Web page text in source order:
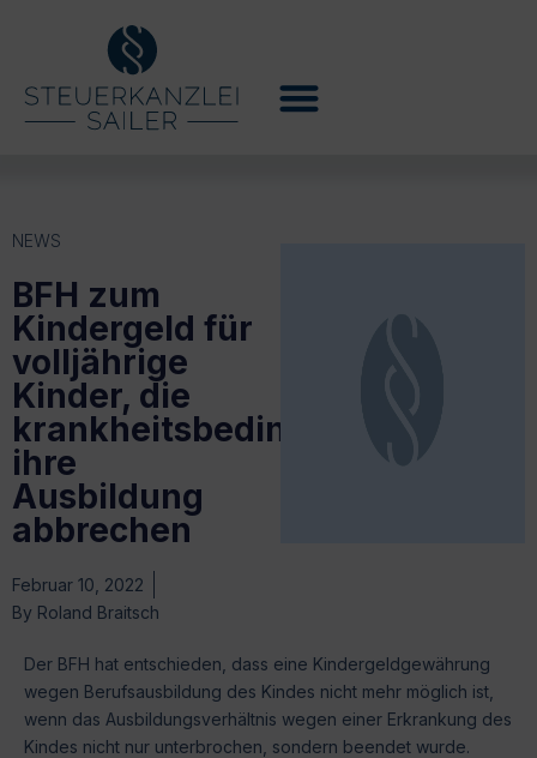
NEWS
BFH zum
Kindergeld für
volljährige
Kinder, die
krankheitsbedingt
ihre
Ausbildung
abbrechen
Februar 10, 2022
By Roland Braitsch
Der BFH hat entschieden, dass eine Kindergeldgewährung
wegen Berufsausbildung des Kindes nicht mehr möglich ist,
wenn das Ausbildungsverhältnis wegen einer Erkrankung des
Kindes nicht nur unterbrochen, sondern beendet wurde.